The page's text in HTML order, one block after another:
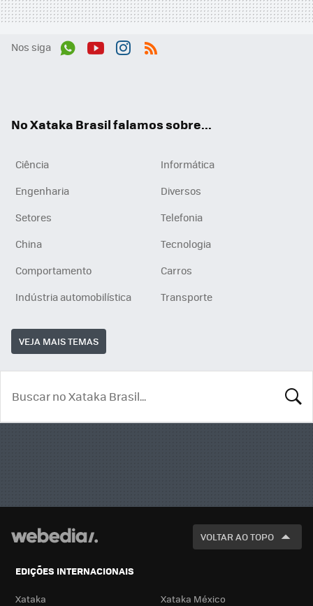
Nos siga
No Xataka Brasil falamos sobre...
Ciência
Informática
Engenharia
Diversos
Setores
Telefonia
China
Tecnologia
Comportamento
Carros
Indústria automobilística
Transporte
VEJA MAIS TEMAS
VOLTAR AO TOPO
EDIÇÕES INTERNACIONAIS
Xataka Xataka México